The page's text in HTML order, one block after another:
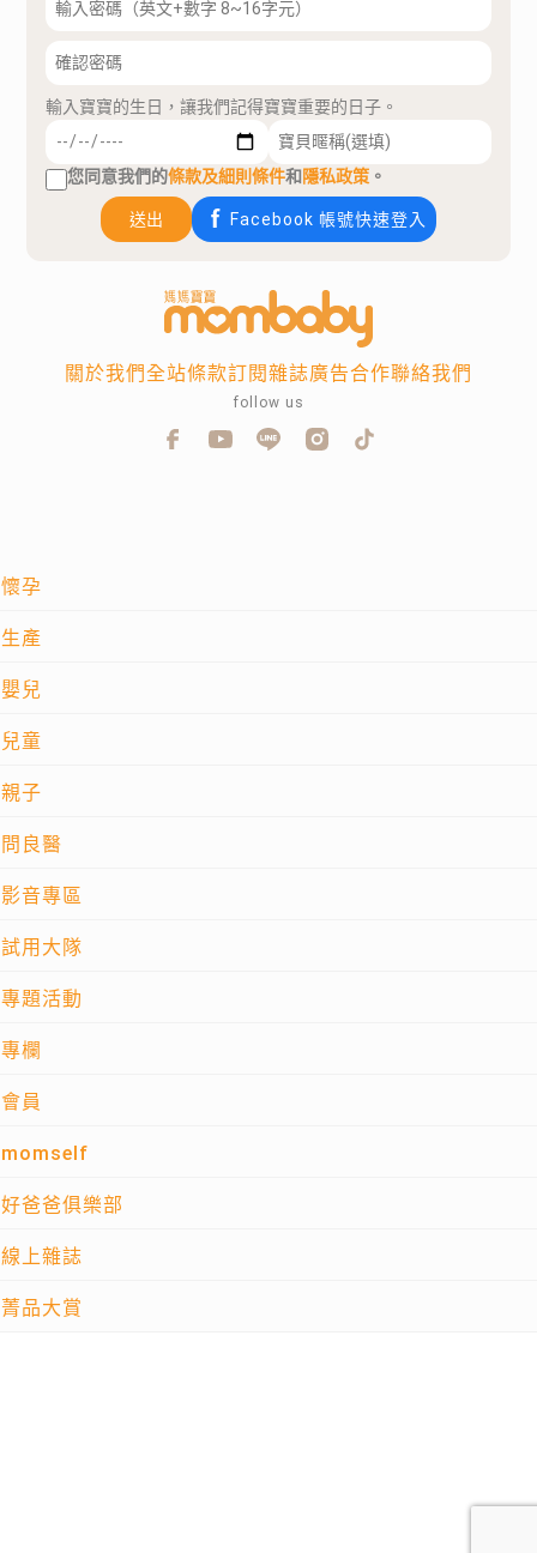
輸入寶寶的生日，讓我們記得寶寶重要的日子。
您同意我們的條款及細則條件和隱私政策 。
送出 Facebook 帳號快速登入
懷孕
生產
嬰兒
兒童
親子
問良醫
影音專區
試用大隊
專題活動
專欄
會員
momself
好爸爸俱樂部
線上雜誌
菁品大賞
關於我們全站條款訂閱雜誌廣告合作聯絡我們
follow us